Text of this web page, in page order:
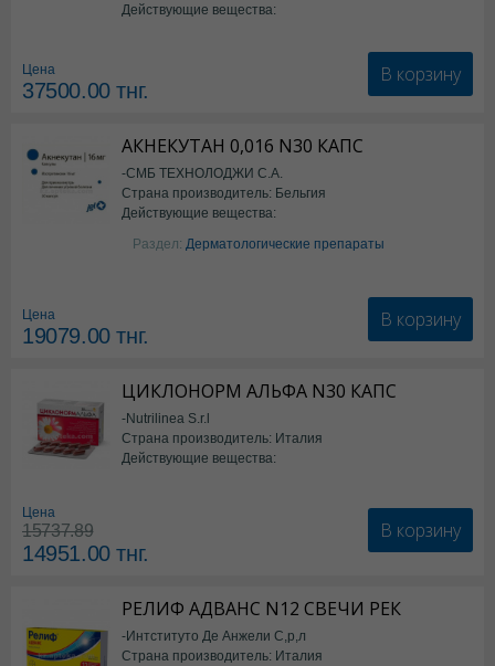
Действующие вещества:
Цена
37500.00тнг.
В корзину
АКНЕКУТАН 0,016 N30 КАПС
-СМБ ТЕХНОЛОДЖИ С.А.
Страна производитель: Бельгия
Действующие вещества:
Изотретиноин
Раздел: Дерматологические препараты
Цена
19079.00тнг.
В корзину
ЦИКЛОНОРМ АЛЬФА N30 КАПС
-Nutrilinea S.r.l
Страна производитель: Италия
Действующие вещества:
Цена
15737.89
14951.00тнг.
В корзину
РЕЛИФ АДВАНС N12 СВЕЧИ РЕК
-Интституто Де Анжели С,р,л
Страна производитель: Италия